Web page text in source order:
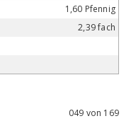
1,60 Pfennig
2,39 fach
049 von 169